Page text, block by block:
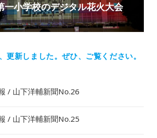
一小学校のデジタル花火大会
更新しました。ぜひ、ご覧ください。
/ 山下洋輔新聞No.26
/ 山下洋輔新聞No.25